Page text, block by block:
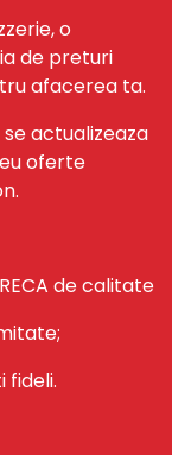
o
de preturi
afacerea ta.
actualizeaza
oferte
de calitate
fideli.